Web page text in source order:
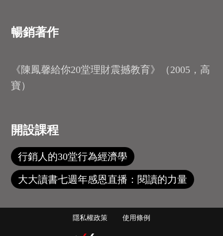
暢銷著作
《陳鳳馨給你20堂理財震撼教育》（2005，高
寶）
開設課程
行銷人的30堂行為經濟學
大大讀書七週年感恩直播：閱讀的力量
隱私權政策 使用條例